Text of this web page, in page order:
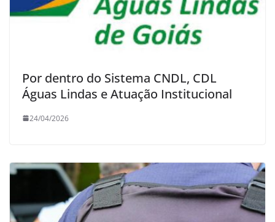
Por dentro do Sistema CNDL, CDL
Águas Lindas e Atuação Institucional
24/04/2026